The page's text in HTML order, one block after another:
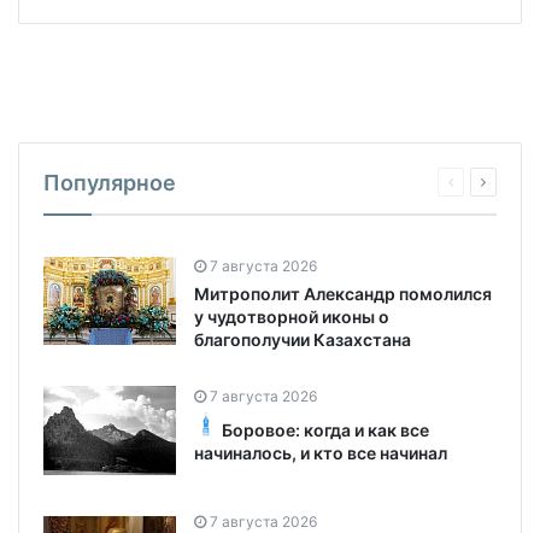
Популярное
7 августа 2026
Митрополит Александр помолился
у чудотворной иконы о
благополучии Казахстана
7 августа 2026
Боровое: когда и как все
начиналось, и кто все начинал
7 августа 2026